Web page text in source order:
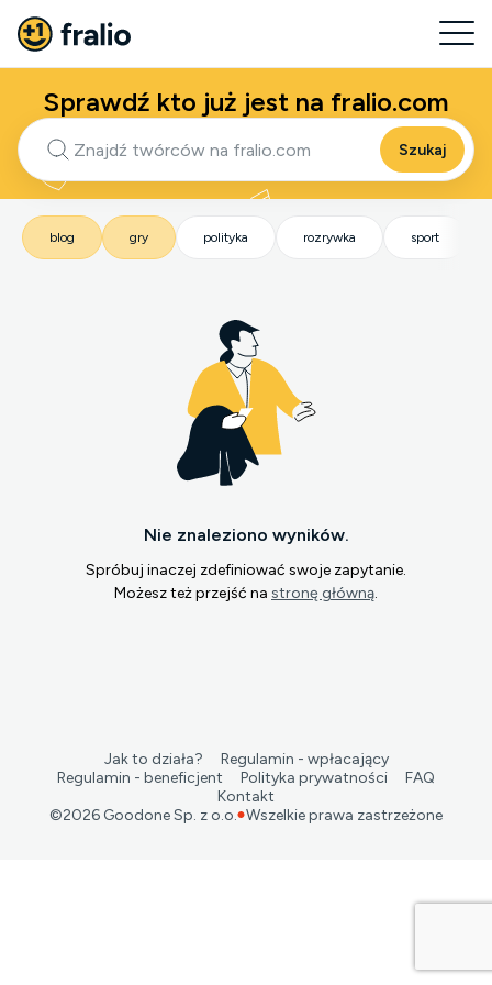
Sprawdź kto już jest na fralio.com
Szukaj
blog gry polityka rozrywka sport
Nie znaleziono wyników.
Spróbuj inaczej zdefiniować swoje zapytanie.
Możesz też przejść na stronę główną.
Jak to działa?
Regulamin - wpłacający
Regulamin - beneficjent
Polityka prywatności
FAQ
Kontakt
©2026 Goodone Sp. z o.o. Wszelkie prawa zastrzeżone